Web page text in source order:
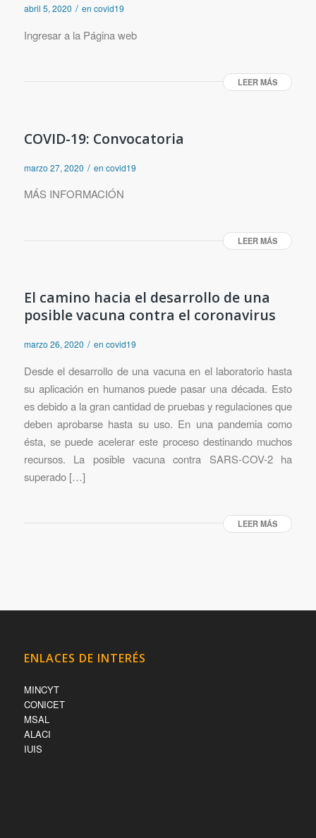
abril 5, 2020 / en covid19
Ingresar a la Página web
LEER MÁS
COVID-19: Convocatoria
marzo 27, 2020 / en covid19
MÁS INFORMACIÓN
LEER MÁS
El camino hacia el desarrollo de una
posible vacuna contra el coronavirus
marzo 26, 2020 / en covid19
Desde el desarrollo de una vacuna en el laboratorio hasta
su aplicación en humanos puede pasar una década. Esto
es debido a la gran cantidad de pruebas y regulaciones que
deben aprobarse hasta su uso. En una pandemia como
ésta, se puede acelerar este proceso destinando muchos
recursos. La posible vacuna contra SARS-COV-2 ha
superado […]
LEER MÁS
ENLACES DE INTERÉS
MINCYT
CONICET
MSAL
ALACI
IUIS